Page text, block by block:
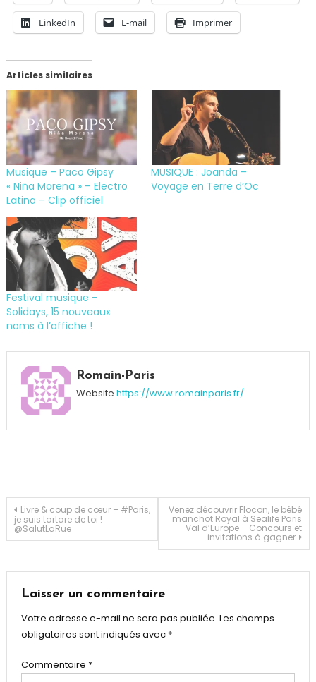
LinkedIn E-mail Imprimer
Articles similaires
Musique – Paco Gipsy
« Niña Morena » – Electro
Latina – Clip officiel
MUSIQUE : Joanda –
Voyage en Terre d’Oc
Festival musique –
Solidays, 15 nouveaux
noms à l’affiche !
Born
,
Pop
Rock
Romain-Paris
Website https://www.romainparis.fr/
Navigation
de
l’article
Livre & coup de cœur – #Paris,
je suis tartare de toi !
@SalutLaRue
Venez découvrir Flocon, le bébé
manchot Royal à Sealife Paris
Val d’Europe – Concours et
invitations à gagner
Laisser un commentaire
Votre adresse e-mail ne sera pas publiée. Les champs
obligatoires sont indiqués avec *
Commentaire *